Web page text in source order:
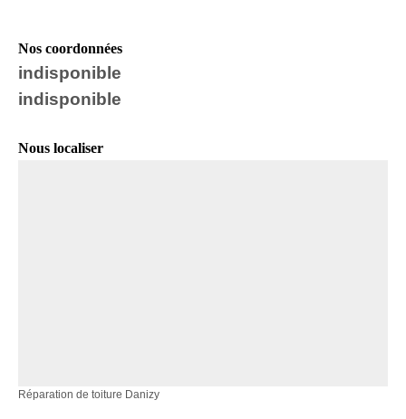
Nos coordonnées
indisponible
indisponible
Nous localiser
Réparation de toiture Danizy